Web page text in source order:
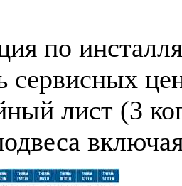
по
сервисных
лист (3